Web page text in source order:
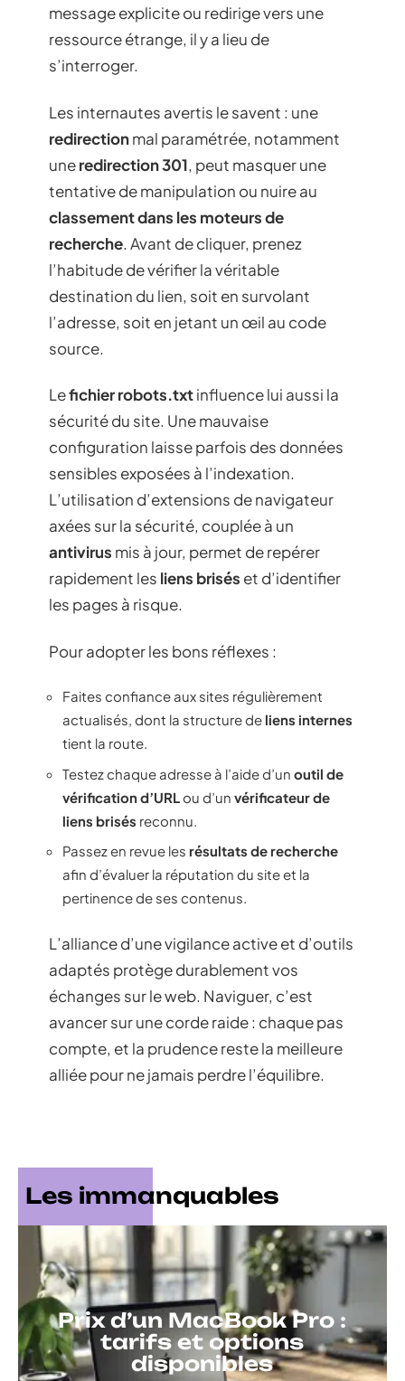
message explicite ou redirige vers une
ressource étrange, il y a lieu de
s’interroger.
Les internautes avertis le savent : une
redirectionmal paramétrée, notamment
uneredirection 301, peut masquer une
tentative de manipulation ou nuire au
classement dans les moteurs de
recherche. Avant de cliquer, prenez
l’habitude de vérifier la véritable
destination du lien, soit en survolant
l’adresse, soit en jetant un œil au code
source.
Lefichier robots.txtinfluence lui aussi la
sécurité du site. Une mauvaise
configuration laisse parfois des données
sensibles exposées à l’indexation.
L’utilisation d’extensions de navigateur
axées sur la sécurité, couplée à un
antivirus mis à jour, permet de repérer
rapidement les liens brisés et d’identifier
les pages à risque.
Pour adopter les bons réflexes :
Faites confiance aux sites régulièrement
actualisés, dont la structure de liens internes
tient la route.
Testez chaque adresse à l’aide d’un outil de
vérification d’URL ou d’un vérificateur de
liens brisés reconnu.
Passez en revue les résultats de recherche
afin d’évaluer la réputation du site et la
pertinence de ses contenus.
L’alliance d’une vigilance active et d’outils
adaptés protège durablement vos
échanges sur le web. Naviguer, c’est
avancer sur une corde raide : chaque pas
compte, et la prudence reste la meilleure
alliée pour ne jamais perdre l’équilibre.
Les immanquables
Prix d’un MacBook Pro :
tarifs et options
disponibles